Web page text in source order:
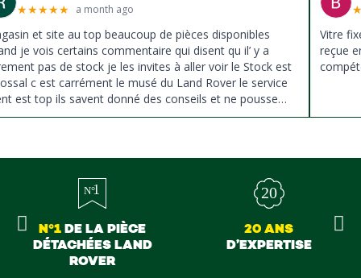
★★★★★ a month ago
et site au top beaucoup de pièces disponibles
je vois certains commentaire qui disent qu il’ y a
pas de stock je les invites à aller voir le Stock est
c est carrément le musé du Land Rover le service
est top ils savent donné des conseils et ne pousse
à la vente ils sont vraiment au top du top merci à tous
Vitre
reçue
N°1DE LA PIÈCE
DÉTACHÉES LAND
ROVER
20 ANS
D’EXPERTISE